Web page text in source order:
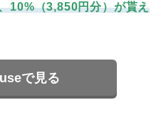
10%（3,850円分）が貰え
で見る